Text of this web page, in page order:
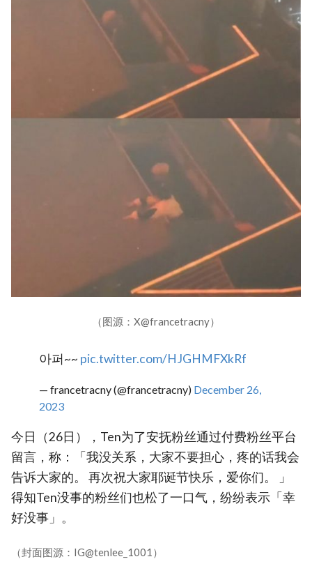
（图源：X@francetracny）
아퍼~~ pic.twitter.com/HJGHMFXkRf
— francetracny (@francetracny) December 26,
2023
今日（26日），Ten为了安抚粉丝通过付费粉丝平台
留言，称：「我没关系，大家不要担心，疼的话我会
告诉大家的。 再次祝大家耶诞节快乐，爱你们。 」
得知Ten没事的粉丝们也松了一口气，纷纷表示「幸
好没事」。
（封面图源：IG@tenlee_1001）